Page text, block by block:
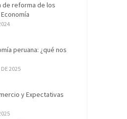
de reforma de los
peruana: ¿qué nos
DE 2025
y Expectativas